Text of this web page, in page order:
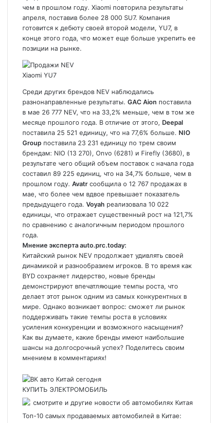
чем в прошлом году. Xiaomi повторила результаты
апреля, поставив более 28 000 SU7. Компания
готовится к дебюту своей второй модели, YU7, в
конце этого года, что может еще больше укрепить ее
позиции на рынке.
Xiaomi YU7
Среди других брендов NEV наблюдались
разнонаправленные результаты. GAC Aion поставила
в мае 26 777 NEV, что на 33,2% меньше, чем в том же
месяце прошлого года. В отличие от этого, Deepal
поставила 25 521 единицу, что на 77,6% больше. NIO
Group поставила 23 231 единицу по трем своим
брендам: NIO (13 270), Onvo (6281) и Firefly (3680), в
результате чего общий объем поставок с начала года
составил 89 225 единиц, что на 34,7% больше, чем в
прошлом году. Avatr сообщила о 12 767 продажах в
мае, что более чем вдвое превышает показатель
предыдущего года. Voyah реализовала 10 022
единицы, что отражает существенный рост на 121,7%
по сравнению с аналогичным периодом прошлого
года.
Мнение экспертаauto.prc.today:
Китайский рынок NEV продолжает удивлять своей
динамикой и разнообразием игроков. В то время как
BYD сохраняет лидерство, новые бренды
демонстрируют впечатляющие темпы роста, что
делает этот рынок одним из самых конкурентных в
мире. Однако возникает вопрос: сможет ли рынок
поддерживать такие темпы роста в условиях
усиления конкуренции и возможного насыщения?
Как вы думаете, какие бренды имеют наибольшие
шансы на долгосрочный успех? Поделитесь своим
мнением в комментариях!
КУПИТЬ ЭЛЕКТРОМОБИЛЬ
Топ-10 самых продаваемых автомобилей в Китае: